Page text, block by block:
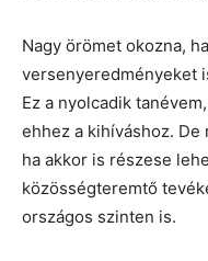
Nagy örömet okozna,
versenyeredményeket
Ez a nyolcadik
ehhez a kihíváshoz. De
ha akkor is részese
közösségteremtő
országos szinten is.